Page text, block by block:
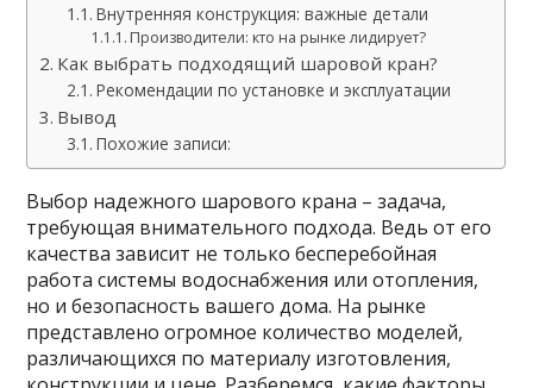
Внутренняя конструкция: важные детали
Производители: кто на рынке лидирует?
Как выбрать подходящий шаровой кран?
Рекомендации по установке и эксплуатации
Вывод
Похожие записи:
Выбор надежного шарового крана – задача,
требующая внимательного подхода. Ведь от его
качества зависит не только бесперебойная
работа системы водоснабжения или отопления,
но и безопасность вашего дома. На рынке
представлено огромное количество моделей,
различающихся по материалу изготовления,